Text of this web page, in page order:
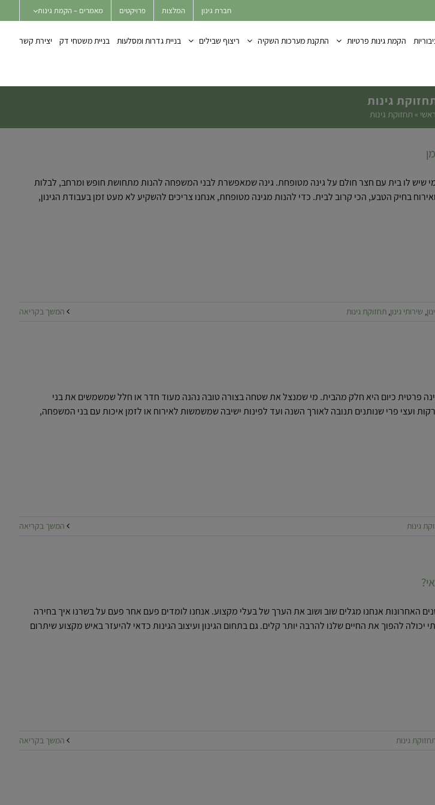
חברת גינון המלצות פרויקטים מאמרים – הקמת גינות
הקמת גינות פרטיות התקנת מערכות השקיה ריצוף שבילים בניית גדרות ומסלעות בניית משטחי דק יצירת קשר
גינות
ראשי » תחזוקת גינות
מי שיש לו בית עם חצר חולם על גינה מטופחת. גינה שמאפשרת לבני המשפחה להנות מתחושת חופש ומרחב, לבלות
בחיק הטבע, הכי קרוב לבית. כדי להנות מגינה מטופחת, אנחנו צריכים להשקיע לא מעט זמן בעבודת הגינון,
, שירותי גינון, תחזוקת גינות המשך בקריאה
בגינה פרטית כיום היא חלק מהבית. מי שמנצל את שטחה בצורה טובה נהנה מעוד חדר או חלל שמשמשים את בני
ועצי פרי שנותנים תנובה לאורך השנה ועד לפינות ישיבה שמשמשות לאירוח או לזמן איכות עם בני המשפחה,
גינות המשך בקריאה
האחרונות אנחנו מגלים שוב ושוב את הערך של בעלי מקצוע. אנחנו לומדים פעם אחר פעם על בשרנו איך בחירה
יכולה להפוך את החיים שלנו להרבה יותר קלים. גם בתחום הגינון ועיצוב הגינות כדאי להיעזר באיש מקצוע שיתרום
גינות המשך בקריאה